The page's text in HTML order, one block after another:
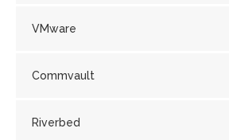
VMware
Commvault
Riverbed